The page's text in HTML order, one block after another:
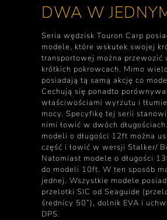
DWA W
Seria wędzisk Touron Carp
modele, które wskutek swojej
transportowej można przewozić
krótkich pokrowcach. Mimo
posiadają tą samą akcję co
Cechują się ponadto
właściwościami wyrzutu i
mocy. Specyfikę tej serii
nimi łowić w dwóch
modeli o długości 12ft można
część i łowić w wersji Stalker/
Natomiast modele o długości
do modeli 10ft. W ten sposób
jednej. Wszystkie modele
przelotki SIC od Seaguide
średnicy 50”), dolnik EVA i
DPS.